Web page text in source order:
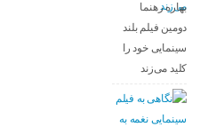
بهاره رهنما
دومین فیلم بلند
سینمایی خود را
کلید می‌زند